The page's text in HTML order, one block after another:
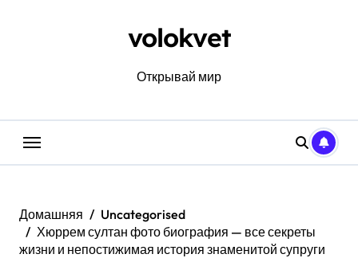
volokvet
Открывай мир
Домашняя
Uncategorised
Хюррем султан фото биография — все секреты
жизни и непостижимая история знаменитой супруги